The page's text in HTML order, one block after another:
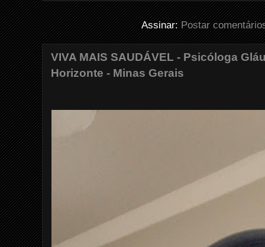
Assinar:Postar
VIVA MAIS SAUDÁVEL - Psicóloga
Horizonte - Minas Gerais